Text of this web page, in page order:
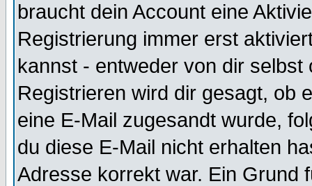
braucht dein Account eine
Registrierung immer erst
kannst - entweder von dir selbst
Registrieren wird dir gesagt, ob
eine E-Mail zugesandt wurde,
du diese E-Mail nicht erhalten
Adresse korrekt war. Ein Grund